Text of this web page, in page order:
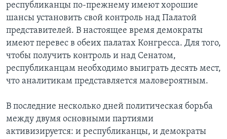
республиканцы по-прежнему имеют хорошие
шансы установить свой контроль над Палатой
представителей. В настоящее время демократы
имеют перевес в обеих палатах Конгресса. Для того,
чтобы получить контроль и над Сенатом,
республиканцам необходимо выиграть десять мест,
что аналитикам представляется маловероятным.
В последние несколько дней политическая борьба
между двумя основными партиями
активизируется: и республиканцы, и демократы